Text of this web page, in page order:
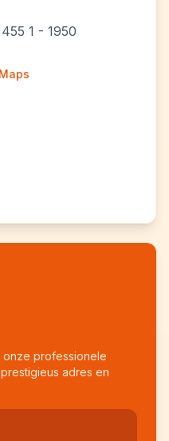
1 - 1950
onze professionele
adres en